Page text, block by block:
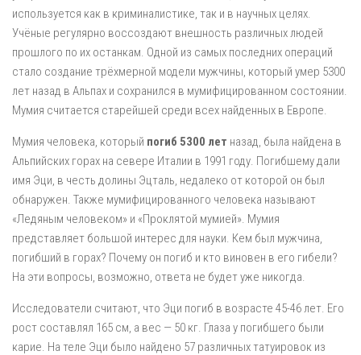
используется как в криминалистике, так и в научных целях.
Учёные регулярно воссоздают внешность различных людей
прошлого по их останкам. Одной из самых последних операций
стало создание трёхмерной модели мужчины, который умер 5300
лет назад в Альпах и сохранился в мумифицированном состоянии.
Мумия считается старейшей среди всех найденных в Европе.
Мумия человека, который погиб 5300 лет назад, была найдена в
Альпийских горах на севере Италии в 1991 году. Погибшему дали
имя Эци, в честь долины Эцталь, недалеко от которой он был
обнаружен. Также мумифицированного человека называют
«Ледяным человеком» и «Проклятой мумией». Мумия
представляет большой интерес для науки. Кем был мужчина,
погибший в горах? Почему он погиб и кто виновен в его гибели?
На эти вопросы, возможно, ответа не будет уже никогда.
Исследователи считают, что Эци погиб в возрасте 45-46 лет. Его
рост составлял 165 см, а вес — 50 кг. Глаза у погибшего были
карие. На теле Эци было найдено 57 различных татуировок из